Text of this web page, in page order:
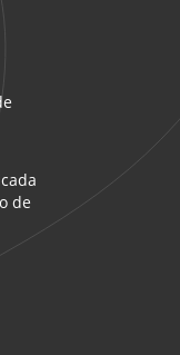
de